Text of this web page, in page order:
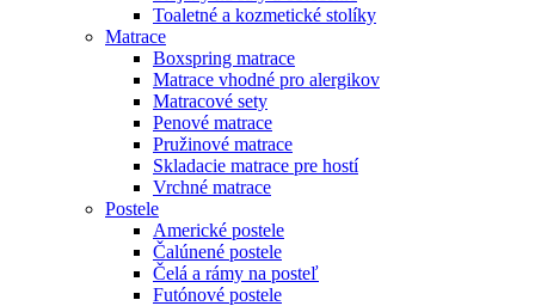
Toaletné a kozmetické stolíky
Matrace
Boxspring matrace
Matrace vhodné pro alergikov
Matracové sety
Penové matrace
Pružinové matrace
Skladacie matrace pre hostí
Vrchné matrace
Postele
Americké postele
Čalúnené postele
Čelá a rámy na posteľ
Futónové postele